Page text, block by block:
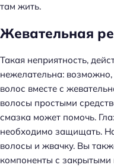
там жить.
Жевательная
Такая неприятность,
нежелательна: возможно,
волос вместе с
волосы простыми
смазка может помочь.
необходимо защищать.
волосы и жвачку. Вы
компоненты с закрытыми